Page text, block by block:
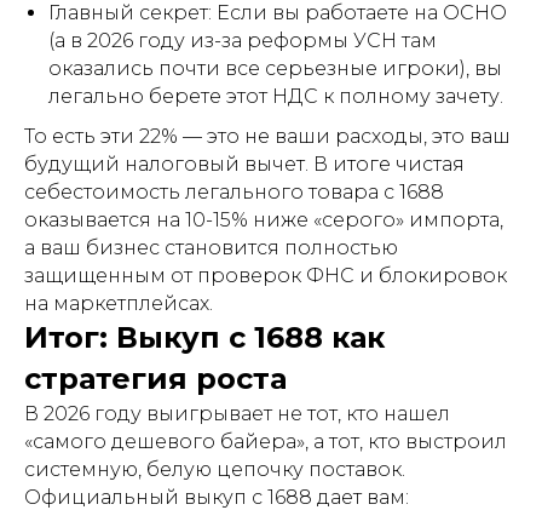
Главный секрет: Если вы работаете на ОСНО
(а в 2026 году из-за реформы УСН там
оказались почти все серьезные игроки), вы
легально берете этот НДС к полному зачету.
То есть эти 22% — это не ваши расходы, это ваш
будущий налоговый вычет. В итоге чистая
себестоимость легального товара с 1688
оказывается на 10-15% ниже «серого» импорта,
а ваш бизнес становится полностью
защищенным от проверок ФНС и блокировок
на маркетплейсах.
Итог: Выкуп с 1688 как
стратегия роста
В 2026 году выигрывает не тот, кто нашел
«самого дешевого байера», а тот, кто выстроил
системную, белую цепочку поставок.
Официальный выкуп с 1688 дает вам: